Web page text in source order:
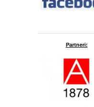
Partneri: